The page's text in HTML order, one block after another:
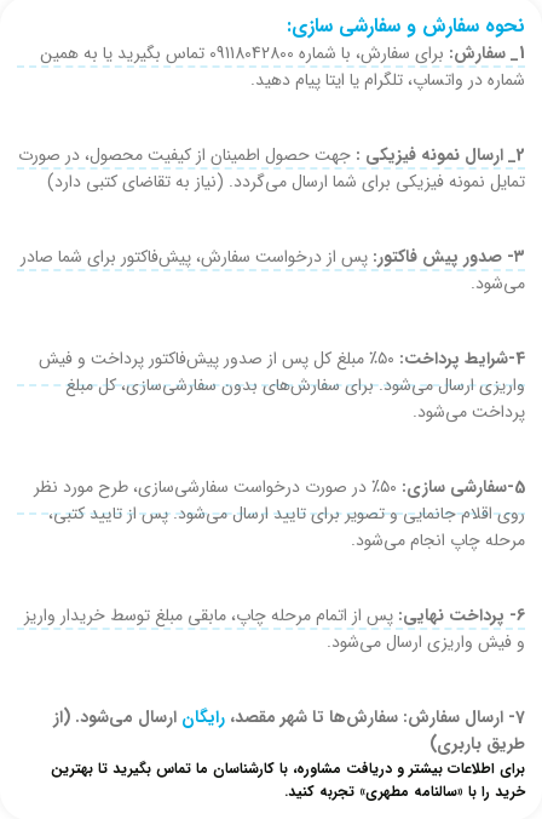
نحوه سفارش و سفارشی سازی:
1_ سفارش:
برای سفارش، با شماره 09118042800 تماس بگیرید یا به همین
شماره در واتساپ، تلگرام یا ایتا پیام دهید.
2_ ارسال نمونه فیزیکی :
جهت حصول اطمینان از کیفیت محصول، در صورت
تمایل نمونه فیزیکی برای شما ارسال می‌گردد. (نیاز به تقاضای کتبی دارد)
۳- صدور پیش فاکتور:
پس از درخواست سفارش، پیش‌فاکتور برای شما صادر
می‌شود.
4-شرایط پرداخت:
۵۰٪ مبلغ کل پس از صدور پیش‌فاکتور پرداخت و فیش
واریزی ارسال می‌شود. برای سفارش‌های بدون سفارشی‌سازی، کل مبلغ
پرداخت می‌شود.
5-سفارشی سازی:
۵۰٪ در صورت درخواست سفارشی‌سازی، طرح مورد نظر
روی اقلام جانمایی و تصویر برای تایید ارسال می‌شود. پس از تایید کتبی،
مرحله چاپ انجام می‌شود.
6- پرداخت نهایی:
پس از اتمام مرحله چاپ، مابقی مبلغ توسط خریدار واریز
و فیش واریزی ارسال می‌شود.
7- ارسال سفارش: سفارش‌ها تا شهر مقصد، رایگان ارسال می‌شود. (از
طریق باربری)
برای اطلاعات بیشتر و دریافت مشاوره، با کارشناسان ما تماس بگیرید تا بهترین
خرید را با «سالنامه مطهری» تجربه کنید.